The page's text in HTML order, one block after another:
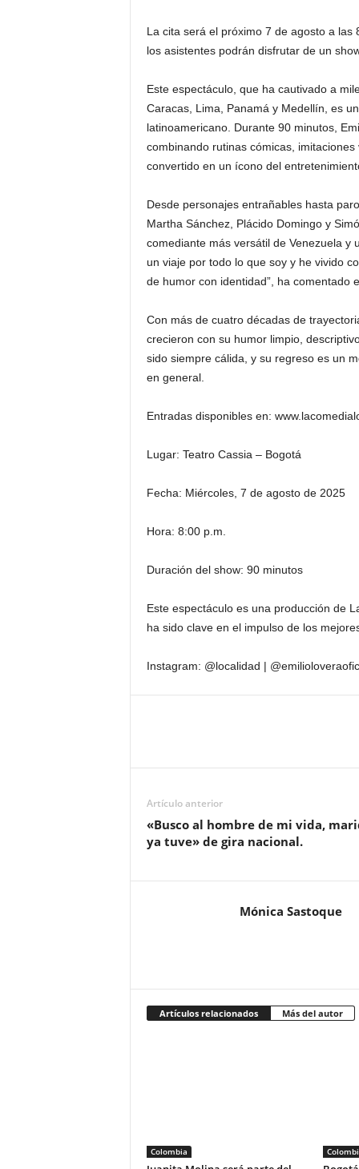
La cita será el próximo 7 de agosto a
los asistentes podrán disfrutar de un
Este espectáculo, que ha cautivado a
Caracas, Lima, Panamá y Medellín, es
latinoamericano. Durante 90 minutos,
combinando rutinas cómicas,
convertido en un ícono del
Desde personajes entrañables hasta
Martha Sánchez, Plácido Domingo y
comediante más versátil de Venezuela y
un viaje por todo lo que soy y he vivido
de humor con identidad”, ha comentado
Con más de cuatro décadas de
crecieron con su humor limpio,
sido siempre cálida, y su regreso es un
en general.
Entradas disponibles en:
Lugar: Teatro Cassia – Bogotá
Fecha: Miércoles, 7 de agosto de 2025
Hora: 8:00 p.m.
Duración del show: 90 minutos
Este espectáculo es una producción de
ha sido clave en el impulso de los
Instagram: @localidad |
Artículo anterior
«Busco al hombre de mi vida,
ya tuve» de gira nacional.
Mónica Sastoque
Artículos relacionados Más del autor
Colombia